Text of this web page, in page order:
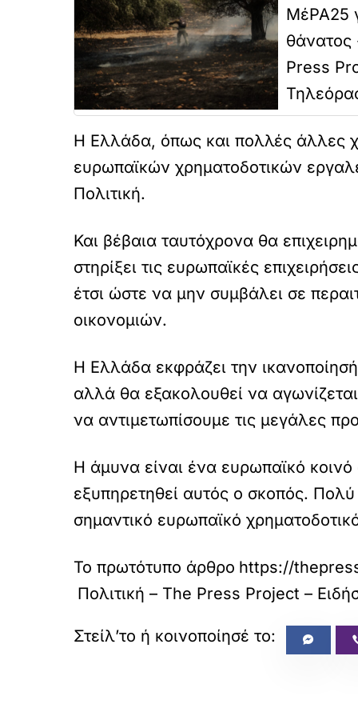
ΜέΡΑ25
θάνατος
Press
Η Ελλάδα, όπως και πολλές άλλες
ευρωπαϊκών χρηματοδοτικών
Πολιτική.
Και βέβαια ταυτόχρονα θα
στηρίξει τις ευρωπαϊκές
έτσι ώστε να μην συμβάλει σε
οικονομιών.
Η Ελλάδα εκφράζει την
αλλά θα εξακολουθεί να αγωνίζεται
να αντιμετωπίσουμε τις μεγάλες
Η άμυνα είναι ένα ευρωπαϊκό κοινό
εξυπηρετηθεί αυτός ο σκοπός.
σημαντικό ευρωπαϊκό
Το πρωτότυπο άρθρο https://
Πολιτική – The Press Project –